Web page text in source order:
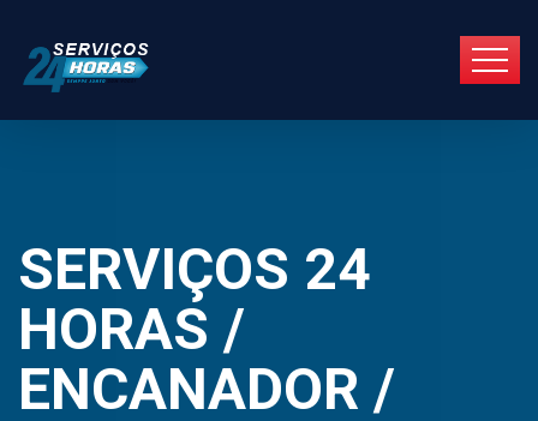
SERVIÇOS 24
HORAS /
ENCANADOR /